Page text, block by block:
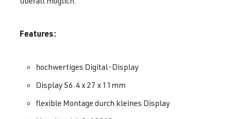
Features:
hochwertiges Digital-Display
Display 56.4 x 27 x 11mm
flexible Montage durch kleines Display